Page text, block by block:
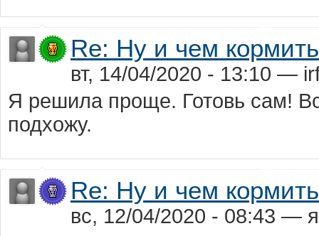
Re: Ну и чем
вт, 14/04/2020 - 13:10 —
Я решила проще. Готовь сам!
подхожу.
Re: Ну и чем
вс, 12/04/2020 - 08:43 —